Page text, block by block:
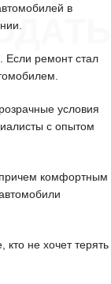
в
Если ремонт стал
условия
с опытом
комфортным
не хочет терять